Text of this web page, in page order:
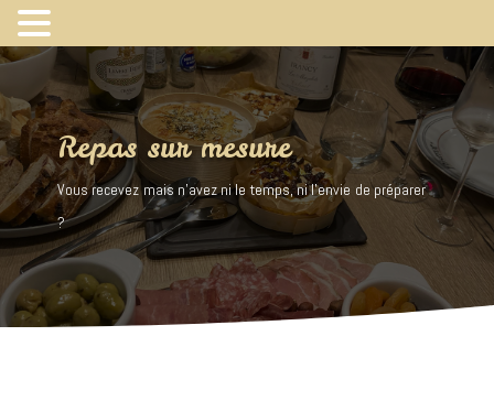
Repas sur mesure
Vous recevez mais n’avez ni le temps, ni l’envie de préparer
?